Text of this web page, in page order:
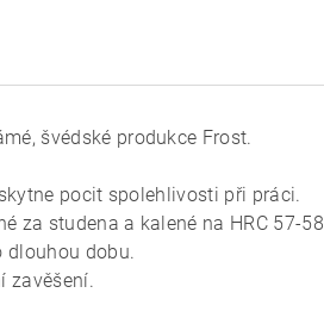
švédské produkce Frost.
pocit spolehlivosti při práci.
za studena a kalené na HRC 57-
dlouhou dobu.
zavěšení.